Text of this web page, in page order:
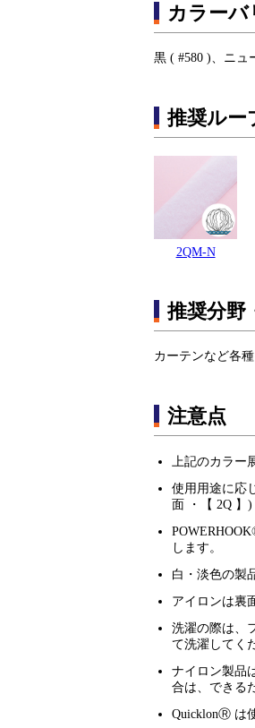
カラーバ
黒 ( #580 )、ニュ
推奨ルー
2QM-N
推奨分野
カーテンなど各
注意点
上記のカラー
使用用途に応
面 ・【 2Q 】
します。
白・淡色の製
アイロンは裏
洗濯の際は、
て洗濯してく
ナイロン製品
合は、できる
QuicklonⓇ は